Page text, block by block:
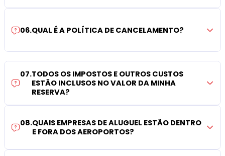
06.QUAL É A POLÍTICA DE CANCELAMENTO?
07.TODOS OS IMPOSTOS E OUTROS CUSTOS
ESTÃO INCLUSOS NO VALOR DA MINHA
RESERVA?
08.QUAIS EMPRESAS DE ALUGUEL ESTÃO DENTRO
E FORA DOS AEROPORTOS?